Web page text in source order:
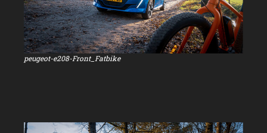
peugeot-e208-Front_Fatbike